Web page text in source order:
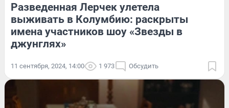
Разведенная Лерчек улетела
выживать в Колумбию: раскрыты
имена участников шоу «Звезды в
джунглях»
11 сентября, 2024, 14:00 1 973 Обсудить